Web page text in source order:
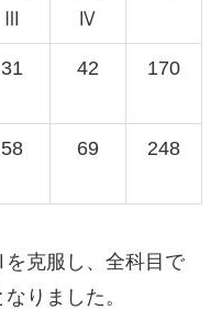
Ⅲ
Ⅳ
31 42 170
58 69 248
克服し、全科目で
りました。